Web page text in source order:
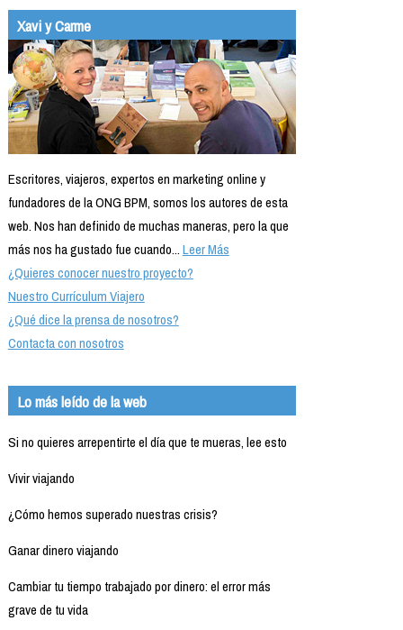
Xavi y Carme
Escritores, viajeros, expertos en marketing online y
fundadores de la ONG BPM, somos los autores de esta
web. Nos han definido de muchas maneras, pero la que
más nos ha gustado fue cuando...Leer Más
¿Quieres conocer nuestro proyecto?
Nuestro Currículum Viajero
¿Qué dice la prensa de nosotros?
Contacta con nosotros
Lo más leído de la web
Si no quieres arrepentirte el día que te mueras, lee esto
Vivir viajando
¿Cómo hemos superado nuestras crisis?
Ganar dinero viajando
Cambiar tu tiempo trabajado por dinero: el error más
grave de tu vida